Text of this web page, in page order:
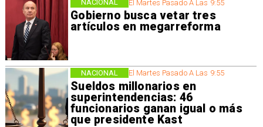
El Martes Pasado A Las 9:55
Gobierno busca vetar tres
artículos en megarreforma
NACIONAL
El Martes Pasado A Las 9:55
Sueldos millonarios en
superintendencias: 46
funcionarios ganan igual o más
que presidente Kast
NACIONAL